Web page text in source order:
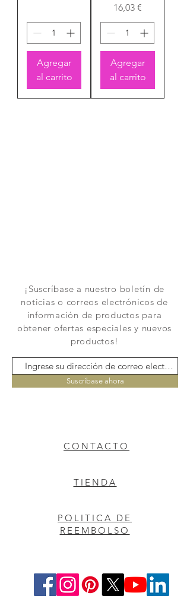
Agregar
al carrito
Precio
16,03 €
Agregar
al carrito
¡Suscríbase a nuestro boletín de
noticias o correos electrónicos de
información de productos para
obtener ofertas especiales y nuevos
productos!
Suscríbase ahora
CONTACTO
TIENDA
POLITICA DE
REEMBOLSO